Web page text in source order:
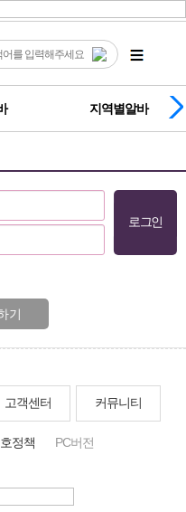
지역별알바
기
고객센터 커뮤니티
정책 PC버전